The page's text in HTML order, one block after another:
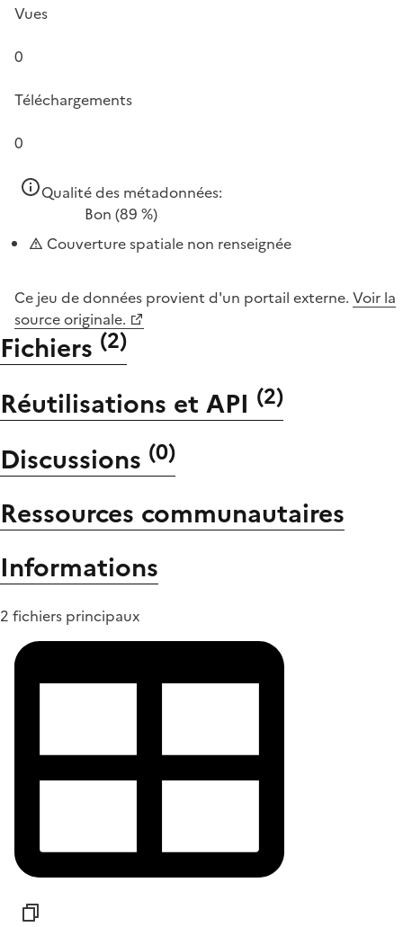
Vues
0
Téléchargements
0
Qualité des métadonnées:
Bon (89 %)
Couverture spatiale non renseignée
Ce jeu de données provient d'un portail externe. Voir la
source originale.
Fichiers (2)
Réutilisations et API (2)
Discussions (0)
Ressources communautaires
Informations
2 fichiers principaux